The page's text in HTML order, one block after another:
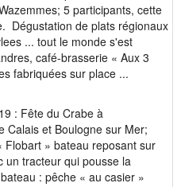
5 participants, cette
Dégustation de plats régionaux
... tout le monde s'est
café-brasserie « Aux 3
fabriquées sur place ...
: Fête du Crabe à
Calais et Boulogne sur Mer;
Flobart » bateau reposant sur
un tracteur qui pousse la
: pêche « au casier »